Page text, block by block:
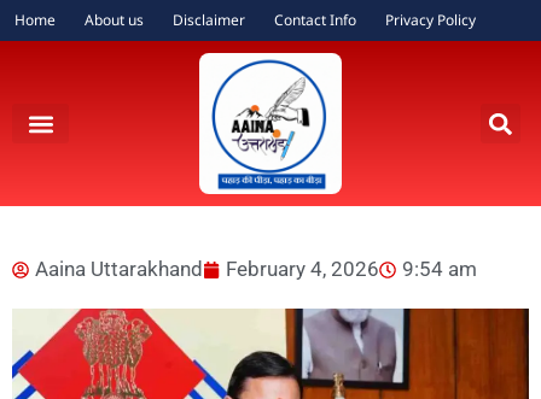
Home About us Disclaimer Contact Info Privacy Policy
Aaina Uttarakhand February 4, 2026 9:54 am